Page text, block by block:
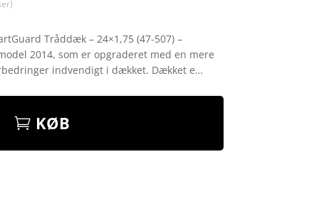
Tråddæk – 24×1,75 (47-507) –
2014, som er opgraderet med en mere
indvendigt i dækket. Dækket e…
KØB